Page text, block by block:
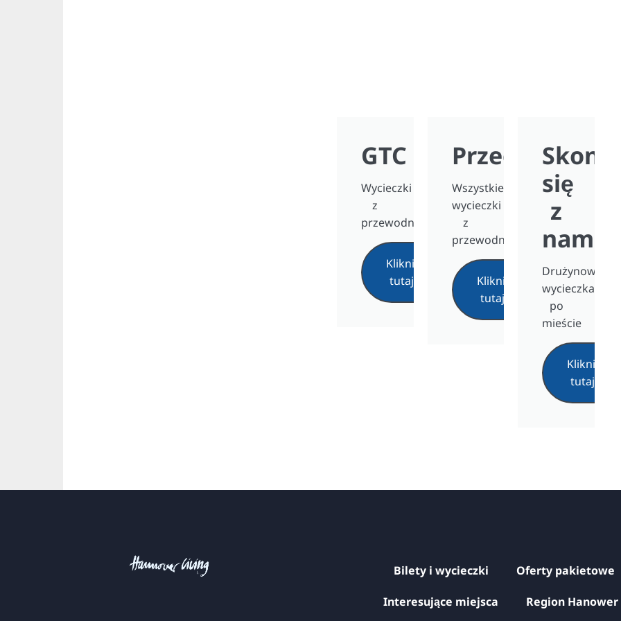
GTC
Wycieczki
z
przewodnikiem
Kliknij
tutaj
Przegląd
Wszystkie
wycieczki
z
przewodnikiem
Kliknij
tutaj
się
z
nami
Drużynowa
wycieczka
po
mieście
Kliknij
tutaj
Bilety i wycieczki Oferty pakietowe
Interesujące miejsca Region Hanower